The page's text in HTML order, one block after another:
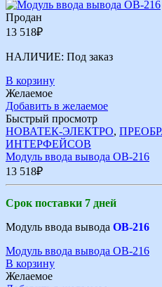
Продан
13 518₽
НАЛИЧИЕ: Под заказ
В корзину
Желаемое
Добавить в желаемое
Быстрый просмотр
НОВАТЕК-ЭЛЕКТРО,
ИНТЕРФЕЙСОВ
Модуль ввода вывода ОВ-216
13 518₽
Срок поставки 7 дней
Модуль ввода вывода ОВ-216
Модуль ввода вывода ОВ-216
В корзину
Желаемое